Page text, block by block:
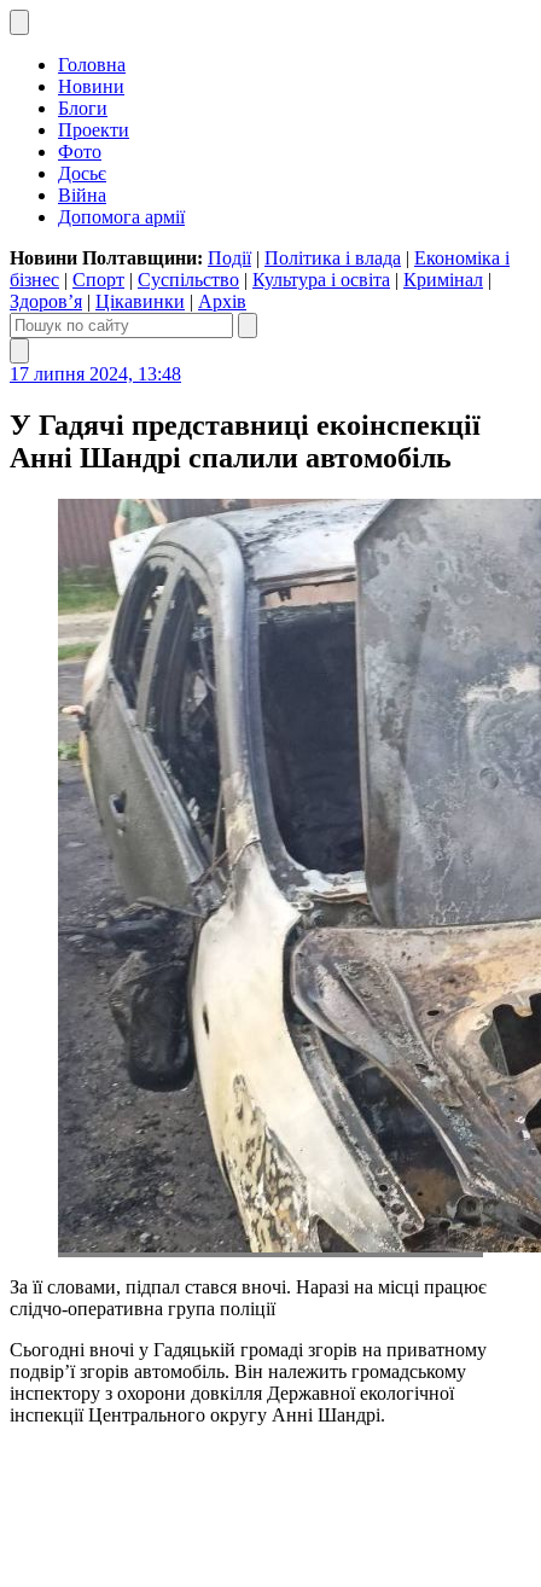
Головна
Новини
Блоги
Проекти
Фото
Досьє
Війна
Допомога армії
Новини Полтавщини: Події| Політика і влада | Економіка і
бізнес | Спорт | Суспільство | Культура і освіта | Кримінал |
Здоров’я | Цікавинки | Архів
17 липня 2024, 13:48
У Гадячі представниці екоінспекції
Анні Шандрі спалили автомобіль
За її словами, підпал стався вночі. Наразі на місці працює
слідчо-оперативна група поліції
Сьогодні вночі у Гадяцькій громаді згорів на приватному
подвір’ї згорів автомобіль. Він належить громадському
інспектору з охорони довкілля Державної екологічної
інспекції Центрального округу Анні Шандрі.